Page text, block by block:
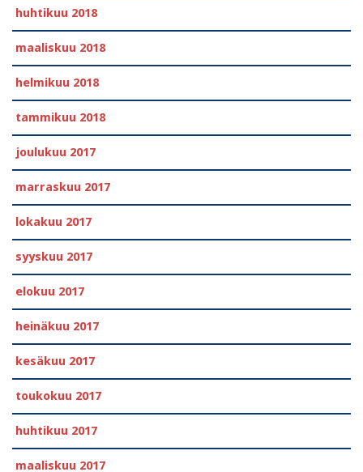
huhtikuu 2018
maaliskuu 2018
helmikuu 2018
tammikuu 2018
joulukuu 2017
marraskuu 2017
lokakuu 2017
syyskuu 2017
elokuu 2017
heinäkuu 2017
kesäkuu 2017
toukokuu 2017
huhtikuu 2017
maaliskuu 2017